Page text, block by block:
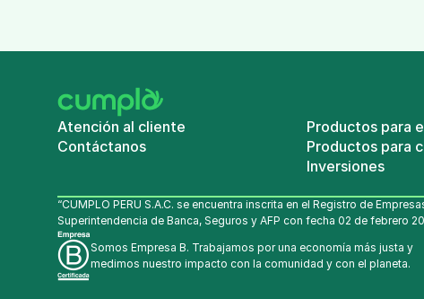
Atención al cliente
Contáctanos
Productos para
Productos para
Inversiones
Somos Empresa B. Trabajamos por una economía más justa y
medimos nuestro impacto con la comunidad y con el planeta.
“CUMPLO PERU S.A.C. se encuentra inscrita en el Registro de
Superintendencia de Banca, Seguros y AFP con fecha 02 de febrero